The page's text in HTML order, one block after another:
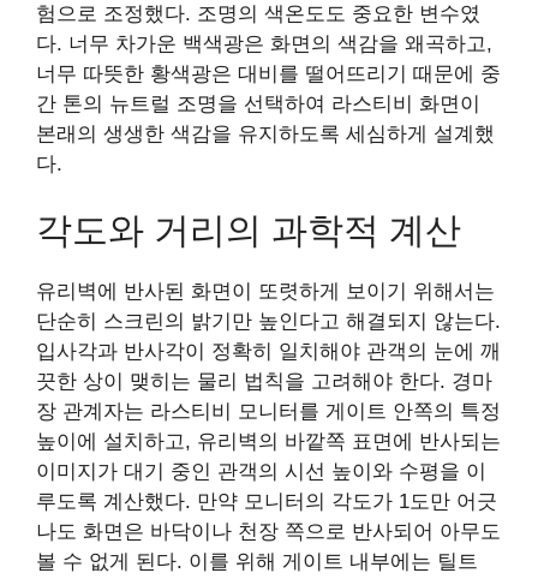
험으로 조정했다. 조명의 색온도도 중요한 변수였
다. 너무 차가운 백색광은 화면의 색감을 왜곡하고,
너무 따뜻한 황색광은 대비를 떨어뜨리기 때문에 중
간 톤의 뉴트럴 조명을 선택하여 라스티비 화면이
본래의 생생한 색감을 유지하도록 세심하게 설계했
다.
각도와 거리의 과학적 계산
유리벽에 반사된 화면이 또렷하게 보이기 위해서는
단순히 스크린의 밝기만 높인다고 해결되지 않는다.
입사각과 반사각이 정확히 일치해야 관객의 눈에 깨
끗한 상이 맺히는 물리 법칙을 고려해야 한다. 경마
장 관계자는 라스티비 모니터를 게이트 안쪽의 특정
높이에 설치하고, 유리벽의 바깥쪽 표면에 반사되는
이미지가 대기 중인 관객의 시선 높이와 수평을 이
루도록 계산했다. 만약 모니터의 각도가 1도만 어긋
나도 화면은 바닥이나 천장 쪽으로 반사되어 아무도
볼 수 없게 된다. 이를 위해 게이트 내부에는 틸트